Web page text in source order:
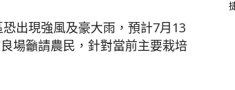
出現強風及豪大雨，預計7月13
場籲請農民，針對當前主要栽培